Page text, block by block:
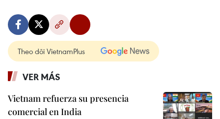
Theo dõi VietnamPlus
VER MÁS
Vietnam refuerza su presencia
comercial en India